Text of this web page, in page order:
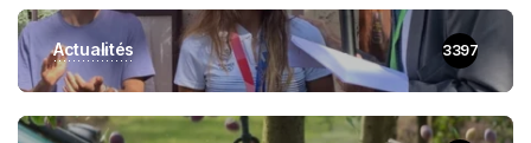
Actualités 3397